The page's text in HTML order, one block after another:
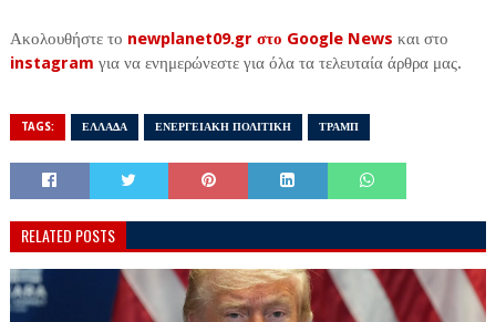
Ακολουθήστε το newplanet09.gr στο Google News και στο
instagram για να ενημερώνεστε για όλα τα τελευταία άρθρα μας.
TAGS: ΕΛΛΑΔΑ ΕΝΕΡΓΕΙΑΚΗ ΠΟΛΙΤΙΚΗ ΤΡΑΜΠ
RELATED POSTS